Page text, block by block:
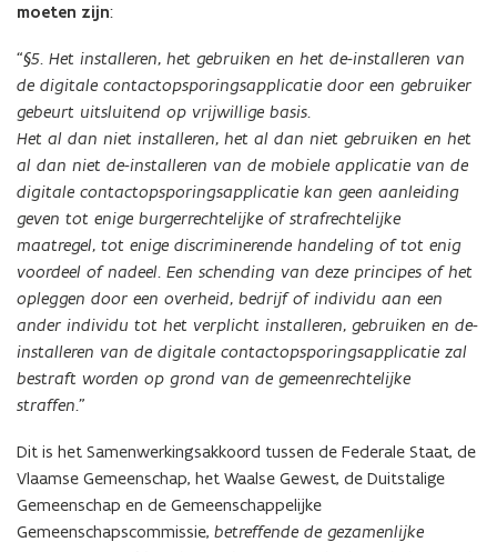
b
e
s
t
a
n
d
o
p
e
n
t
i
e
moeten zijn:
“§5. Het installeren, het gebruiken en het de-installeren van
de digitale contactopsporingsapplicatie door een gebruiker
gebeurt uitsluitend op vrijwillige basis.
Het al dan niet installeren, het al dan niet gebruiken en het
al dan niet de-installeren van de mobiele applicatie van de
digitale contactopsporingsapplicatie kan geen aanleiding
geven tot enige burgerrechtelijke of strafrechtelijke
maatregel, tot enige discriminerende handeling of tot enig
voordeel of nadeel. Een schending van deze principes of het
opleggen door een overheid, bedrijf of individu aan een
ander individu tot het verplicht installeren, gebruiken en de-
installeren van de digitale contactopsporingsapplicatie zal
bestraft worden op grond van de gemeenrechtelijke
straffen.”
Dit is het Samenwerkingsakkoord tussen de Federale Staat, de
Vlaamse Gemeenschap, het Waalse Gewest, de Duitstalige
Gemeenschap en de Gemeenschappelijke
Gemeenschapscommissie, betreffende de gezamenlijke